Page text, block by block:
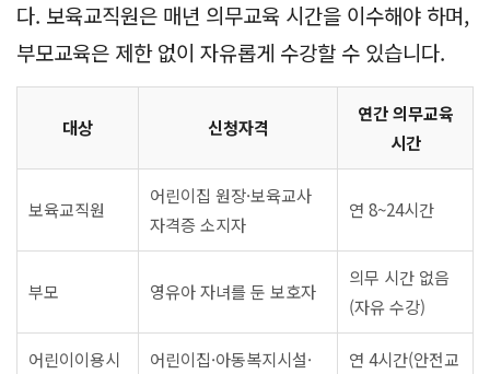
다. 보육교직원은 매년 의무교육 시간을 이수해야 하며,
부모교육은 제한 없이 자유롭게 수강할 수 있습니다.
대상 신청자격
연간 의무교육
시간
보육교직원
어린이집 원장·보육교사
자격증 소지자
연 8~24시간
부모 영유아 자녀를 둔 보호자
의무 시간 없음
(자유 수강)
어린이이용시
어린이집·아동복지시설·
연 4시간(안전교